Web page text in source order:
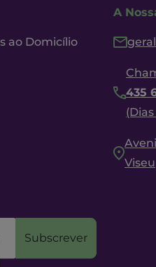
ao Domicílio
A
435
Viseu
Subscrever